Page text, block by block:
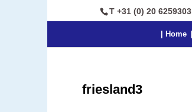
T +31 (0) 20 6259303
| Home
friesland3